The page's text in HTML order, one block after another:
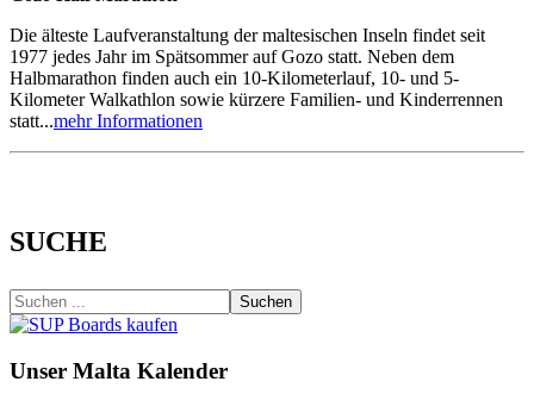
Die älteste Laufveranstaltung der maltesischen Inseln findet seit
1977 jedes Jahr im Spätsommer auf Gozo statt. Neben dem
Halbmarathon finden auch ein 10-Kilometerlauf, 10- und 5-
Kilometer Walkathlon sowie kürzere Familien- und Kinderrennen
statt...mehr Informationen
SUCHE
Suchen
Unser Malta Kalender